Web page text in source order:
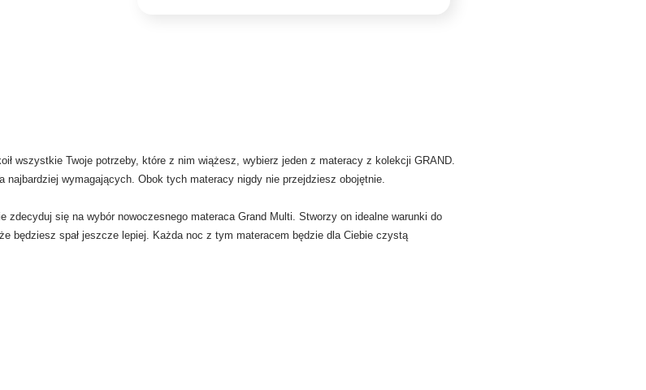
wszystkie Twoje potrzeby, które z nim wiążesz, wybierz jeden z materacy z kolekcji GRAND.
najbardziej wymagających. Obok tych materacy nigdy nie przejdziesz obojętnie.
zdecyduj się na wybór nowoczesnego materaca Grand Multi. Stworzy on idealne warunki do
będziesz spał jeszcze lepiej. Każda noc z tym materacem będzie dla Ciebie czystą